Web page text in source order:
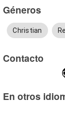
Géneros
Christian
Contacto
En otros